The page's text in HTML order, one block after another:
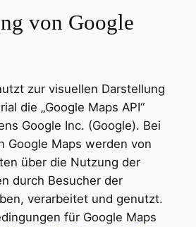
von Google
zur visuellen Darstellung
die „Google Maps API“
Google Inc. (Google). Bei
Google Maps werden von
über die Nutzung der
durch Besucher der
verarbeitet und genutzt.
für Google Maps